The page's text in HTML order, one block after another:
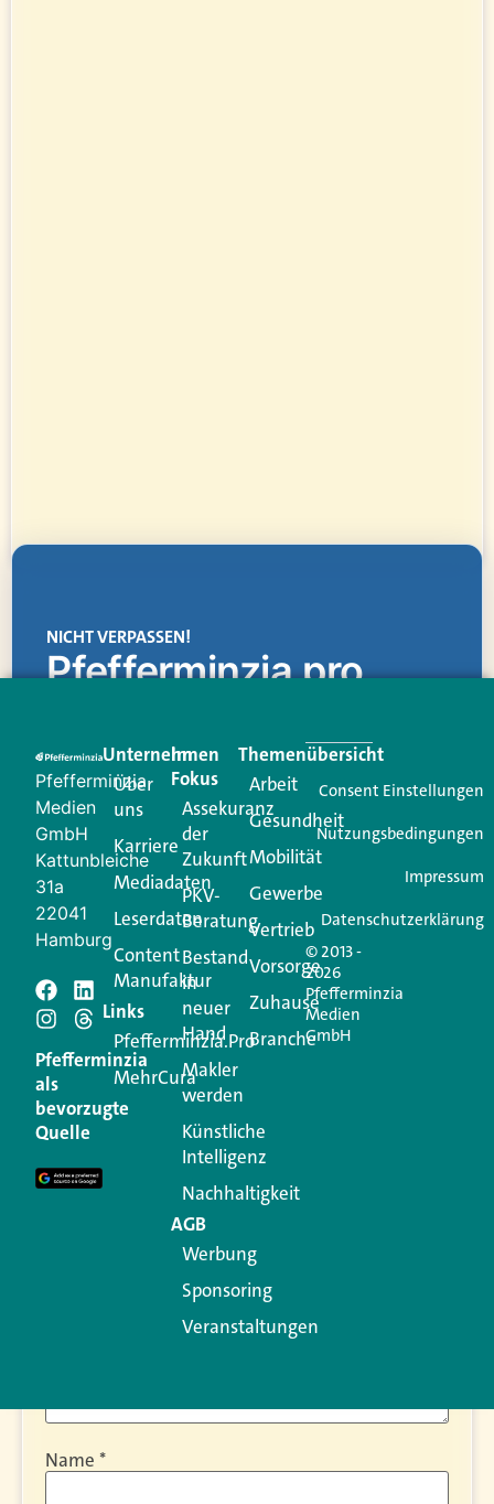
NICHT VERPASSEN!
Pfefferminzia.pro
Creator für Ihre Kundenkommunikation. Alles, was
Ihren Vertriebsalltag leichter macht. Mit nur einem
Login.
Jetzt anmelden
Schreiben Sie einen
Kommentar
Ihre E-Mail-Adresse wird nicht veröffentlicht.
Erforderliche Felder sind mit
Kommentar
Name *
Pfefferminzia
Medien
GmbH
Kattunbleiche
31a
22041
Hamburg
Pfefferminzia
als
bevorzugte
Quelle
Unternehmen
Über
uns
Karriere
Mediadaten
Leserdaten
Content
Manufaktur
Links
Pfefferminzia.Pro
MehrCura
Im
Fokus
Assekuranz
der
Zukunft
PKV-
Beratung
Bestand
in
neuer
Hand
Makler
werden
Künstliche
Intelligenz
Nachhaltigkeit
AGB
Werbung
Sponsoring
Veranstaltungen
Themenübersicht
Arbeit
Gesundheit
Mobilität
Gewerbe
Vertrieb
Vorsorge
Zuhause
Branche
© 2013 -
2026
Pfefferminzia
Medien
GmbH
Consent Einstellungen
Nutzungsbedingungen
Impressum
Datenschutzerklärung